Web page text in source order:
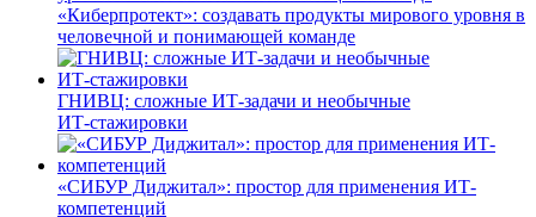
«Киберпротект»: создавать продукты мирового уровня в
человечной и понимающей команде
ГНИВЦ: сложные ИТ‑задачи и необычные
ИТ‑стажировки
«СИБУР Диджитал»: простор для применения ИТ-
компетенций